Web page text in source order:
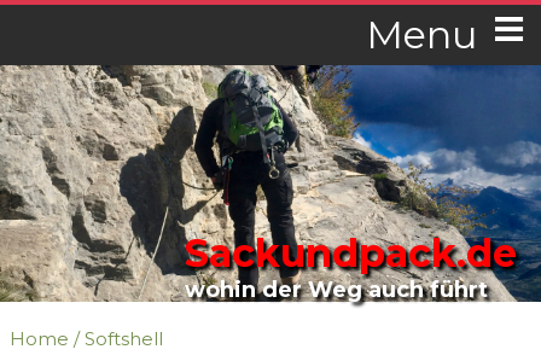
Menu
Sackundpack.de
wohin der Weg auch führt
Home /Softshell